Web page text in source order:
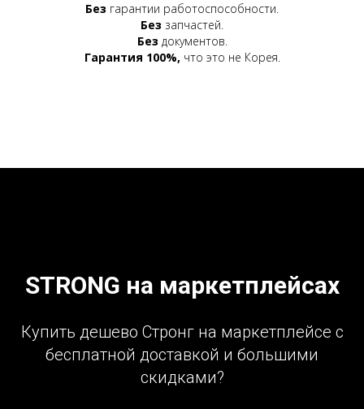
Без гарантии работоспособности.
Без запчастей.
Без документов.
Гарантия 100%, что это не Корея.
STRONG на маркетплейсах
Купить дешево Стронг на маркетплейсе с
бесплатной доставкой и большими
скидками?